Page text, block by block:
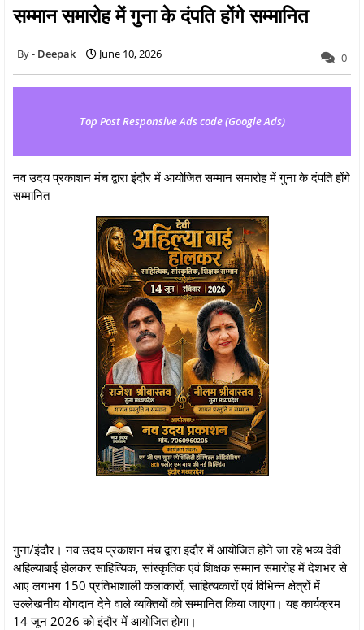
सम्मान समारोह में गुना के दंपति होंगे सम्मानित
Deepak June 10, 2026 0
Top Post Responsive Ads code (Google Ads)
नव उदय प्रकाशन मंच द्वारा इंदौर में आयोजित सम्मान समारोह में गुना के दंपति होंगे
सम्मानित
गुना/इंदौर। नव उदय प्रकाशन मंच द्वारा इंदौर में आयोजित होने जा रहे भव्य देवी
अहिल्याबाई होलकर साहित्यिक, सांस्कृतिक एवं शिक्षक सम्मान समारोह में देशभर से
आए लगभग 150 प्रतिभाशाली कलाकारों, साहित्यकारों एवं विभिन्न क्षेत्रों में
उल्लेखनीय योगदान देने वाले व्यक्तियों को सम्मानित किया जाएगा। यह कार्यक्रम
14 जून 2026 को इंदौर में आयोजित होगा।